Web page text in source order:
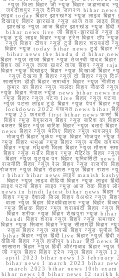
न्यूज़ जिला बिहार जी न्यूज़ बिहार जहानाबाद
जगदीशपुर न्यूज़ दैनिक जागरण bihar news
लाइव today बिहार झारखण्ड न्यूज़ लाइव
दिखाइए बिहार झारखंड न्यूज़ आज तक लाइव
झारखंड न्यूज़ आज बिहार झारखंड न्यूज़ हिंदी
bihar news live जी बिहार-झारखंड न्यूज़
न्यूज़ टुडे लाइव बिहार न्यूज़ ट्रेन बिहार टॉप न्यूज़
न्यूज़ बिहार टीचर न्यूज़ टुडे बिहार
बिहार न्यूज़ today bihar news टुडे
bihar news the hindu d d bihar news
बिहार न्यूज़ ताजा बिहार न्यूज़ तेजस्वी यादव
बिहार का न्यूज़ ताजा खबर ताजा बिहार न्यूज़
बिहार न्यूज़ दिखाइए बिहार न्यूज़ दिखाओ बिहार
न्यूज़ देखना है बिहार न्यूज़ दो बिहार न्यूज़
सासाराम डीडी बिहार समाचार बिहार न्यूज़
कुमार का बिहार न्यूज़ नालंदा बिहार नौकरी न्यूज़
न्यूज़ बिहार नेपाल न्यूज़ news bihar news
न्यूज़ बिहार न्यूज़ पटना live बिहार न्यूज़ पटना
न्यूज़ पटना लाइव टुडे बिहार न्यूज़ पेपर बिहार
lockdown 2022 पंचायत news bihar
न्यूज़ 25 फरवरी first bihar news फर्स्ट
बिहार न्यूज़ बेगूसराय बिहार न्यूज़ बारिश का
बक्सर बिहार न्यूज़ बारिश बिहार न्यूज़ बताएं
news बिहार न्यूज़ भेजिए बिहार न्यूज़ भागलपुर
भोजपुरी बिहार भूकंप न्यूज़ बिहार भोजपुर न्यूज़
न्यूज़ बिहार भभुआ न्यूज़ बिहार न्यूज़ मनीष
बिहार न्यूज़ मधुबनी जिला बिहार न्यूज़ मौसम
बिहार न्यूज़ मर्डर बिहार न्यूज़ मैट्रिक बिहार
बिहार न्यूज़ यूट्यूब पर बिहार यूनिवर्सिटी
राजनीति बिहार न्यूज़ रेल बिहार न्यूज़ राजगीर
रोजगार न्यूज़ बिहार रोहतास न्यूज़ बिहार राशन
r bihar bihar news लाइव manish
बिहार न्यूज़ लाइव वीडियो बिहार न्यूज़ लाइव
लाइव पटना बिहार लाइव न्यूज़ आज तक बिहार
news in hindi latest bihar news बिहार
बिहार न्यूज़ वैशाली जिला बिहार वेअथेर न्यूज़
वाला न्यूज़ बिहार विश्वविद्यालय न्यूज़ बिहार
न्यूज़ शिक्षक बिहार न्यूज़ शराबबंदी बिहार न्यूज़
बिहार शरीफ न्यूज़ बिहार शेखपुरा न्यूज़
bandi बिहार शराब न्यूज़ बिहार न्यूज़ समाचार
बिहार न्यूज़ सिवान बिहार न्यूज़ सीतामढ़ी बिहार
स्कूल बिहार न्यूज़ सहरसा बिहार न्यूज़ सुपौल
bihar बिहार न्यूज़ हिंदी live बिहार न्यूज़ हिंदी
वीडियो बिहार न्यूज़ हाजीपुर bihar हिंदी news
सासाराम बिहार न्यूज़ हिंदी औरंगाबाद बिहार
जी न्यूज बिहार बिहार ट्रेन न्यूज़ बिहार न्यूज़
april 2023 bihar news 13 february
bihar news 1 march 2023 bihar
march 2023 bihar news 10th
bihar news 18 bihar news 12 tarikh